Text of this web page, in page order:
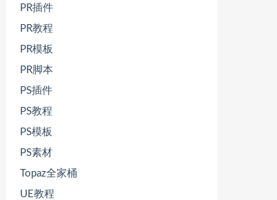
PR插件
PR教程
PR模板
PR脚本
PS插件
PS教程
PS模板
PS素材
Topaz全家桶
UE教程